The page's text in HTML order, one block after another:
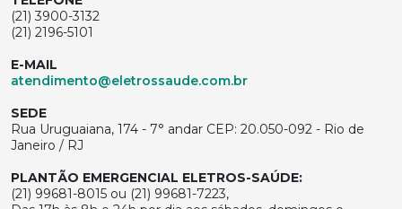
(21) 3900-3132
(21) 2196-5101
E-MAIL
atendimento@eletrossaude.com.br
SEDE
Rua Uruguaiana, 174 - 7° andar CEP: 20.050-092 - Rio de
Janeiro / RJ
PLANTÃO EMERGENCIAL ELETROS-SAÚDE:
(21) 99681-8015 ou (21) 99681-7223,